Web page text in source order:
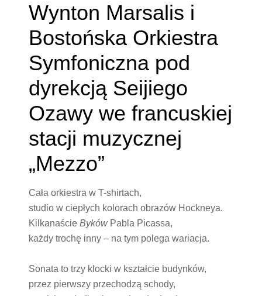
Wynton Marsalis i
Bostońska Orkiestra
Symfoniczna pod
dyrekcją Seijiego
Ozawy we francuskiej
stacji muzycznej
„Mezzo”
Cała orkiestra w T-shirtach,
studio w ciepłych kolorach obrazów Hockneya.
Kilkanaście BykówPabla Picassa,
każdy trochę inny – na tym polega wariacja.
Sonata to trzy klocki w kształcie budynków,
przez pierwszy przechodzą schody,